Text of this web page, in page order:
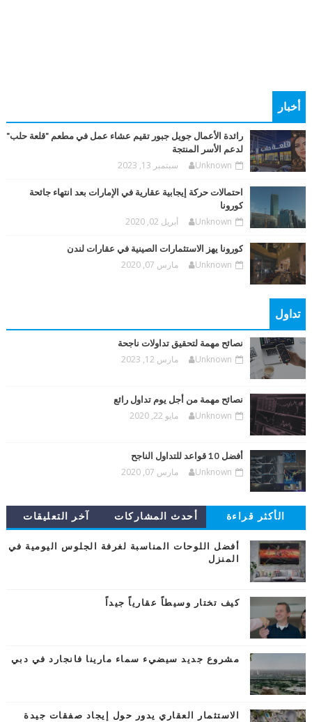
أخبار
رائدة الأعمال جويل جبور تقيم عشاء عمل في مطعم "قلعة حلب"
لدعم الأسر المنتجة
Unknown سبتمبر 13, 2023
احتمالات حركة إيجابية عقارية في الإمارات بعد انتهاء جائحة
كورونا
Unknown أبريل 02, 2020
كورونا يهز الاستثمارات الصينية في عقارات لندن
Unknown مارس 07, 2020
تداول
نصائح مهمة لتحقيق تداولات ناجحة
Unknown مارس 12, 2023
نصائح مهمة من أجل يوم تداول رائع
Unknown مايو 22, 2020
أفضل 10 قواعد للتداول الناجح
Unknown مارس 07, 2020
الأكثر قراءة أحدث المشاركات آخر التعليقات
أفضل اللوحات المناسبة لغرفة الجلوس اليومية في
المنزل
كيف تختار وسيطاً عقارياً جيداً
مشروع جديد سيضيء سماء مارينا فانجارد في دبي
الاستثمار العقاري يدور حول إيجاد صفقات جيدة